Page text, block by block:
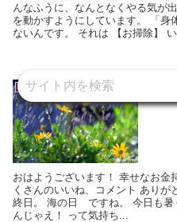
んなふうに、なんとなくやる気が
を動かすようにしています。 「身
ないんです。 それは 【お掃除】
日記
おはようございます！ 幸せなお金
くさんのいいね、コメント あり
終日。 海の日 ですね。 今日も暑
んじゃえ！ って気持ち...